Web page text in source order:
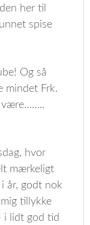
her til
spise
Og så
mindet Frk.
være……..
hvor
mærkeligt
år, godt nok
tillykke
i lidt god tid